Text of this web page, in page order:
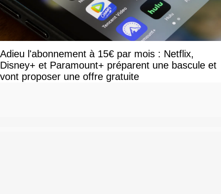
Adieu l'abonnement à 15€ par mois : Netflix,
Disney+ et Paramount+ préparent une bascule et
vont proposer une offre gratuite